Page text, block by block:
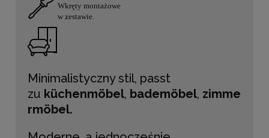
Wkręty montażowe
w zestawie.
Minimalistyczny stil, passt
zu küchenmöbel, bademöbel, zimme
rmöbel.